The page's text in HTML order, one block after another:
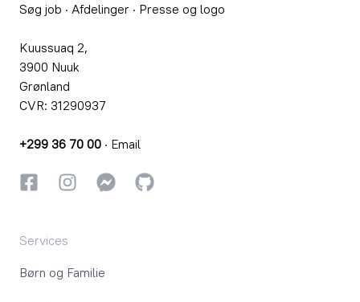
Søg job · Afdelinger · Presse og logo
Kuussuaq 2,
3900 Nuuk
Grønland
CVR: 31290937
+299 36 70 00 · Email
FacebookInstagramInstagram
GitHub
Services
Børn og Familie